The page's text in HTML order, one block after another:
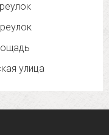
улица